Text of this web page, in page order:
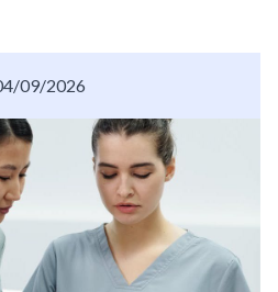
09/2026